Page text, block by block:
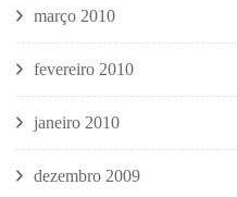
março 2010
fevereiro 2010
janeiro 2010
dezembro 2009